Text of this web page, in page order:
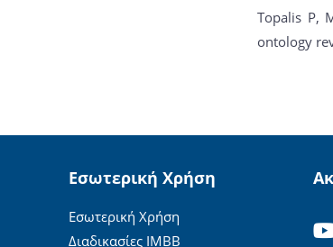
Topalis P,
ontology
Εσωτερική Χρήση
Εσωτερική Χρήση
Διαδικασίες ΙΜΒΒ